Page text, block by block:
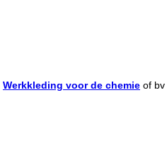
Werkkleding voor de chemie of bv